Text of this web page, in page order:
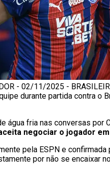
- 02/11/2025 -
durante partida contra o
água fria nas conversas por
negociar o jogador
pela ESPN e confirmada
por não se encaixar